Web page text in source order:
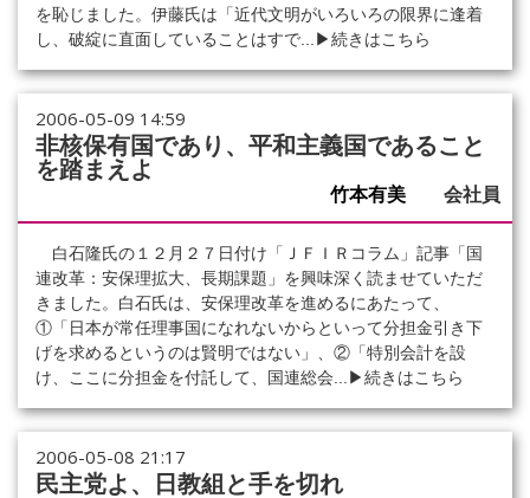
を恥じました。伊藤氏は「近代文明がいろいろの限界に逢着
し、破綻に直面していることはすで...
▶続きはこちら
2006-05-09 14:59
非核保有国であり、平和主義国であること
を踏まえよ
竹本有美 会社員
白石隆氏の１２月２７日付け「ＪＦＩＲコラム」記事「国
連改革：安保理拡大、長期課題」を興味深く読ませていただ
きました。白石氏は、安保理改革を進めるにあたって、
①「日本が常任理事国になれないからといって分担金引き下
げを求めるというのは賢明ではない」、②「特別会計を設
け、ここに分担金を付託して、国連総会...
▶続きはこちら
2006-05-08 21:17
民主党よ、日教組と手を切れ